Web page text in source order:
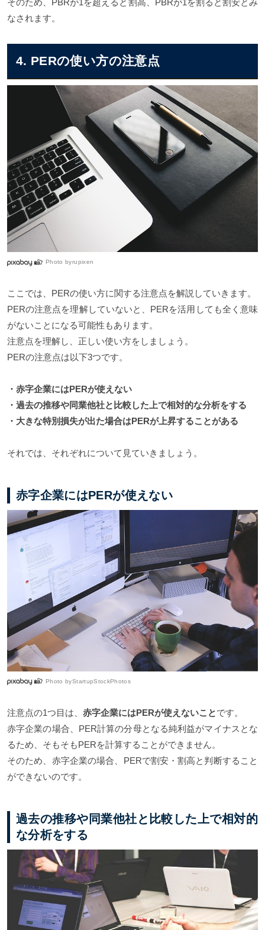
なされます。
4. PERの使い方の注意点
Photo byrupixen
ここでは、PERの使い方に関する注意点を解説していきます。
PERの注意点を理解していないと、PERを活用しても全く意味
がないことになる可能性もあります。
注意点を理解し、正しい使い方をしましょう。
PERの注意点は以下3つです。
・赤字企業にはPERが使えない
・過去の推移や同業他社と比較した上で相対的な分析をする
・大きな特別損失が出た場合はPERが上昇することがある
それでは、それぞれについて見ていきましょう。
赤字企業にはPERが使えない
Photo byStartupStockPhotos
注意点の1つ目は、 赤字企業にはPERが使えないことです。
赤字企業の場合、PER計算の分母となる純利益がマイナスとな
るため、そもそもPERを計算することができません。
そのため、赤字企業の場合、PERで割安・割高と判断すること
ができないのです。
過去の推移や同業他社と比較した上で相対的
な分析をする